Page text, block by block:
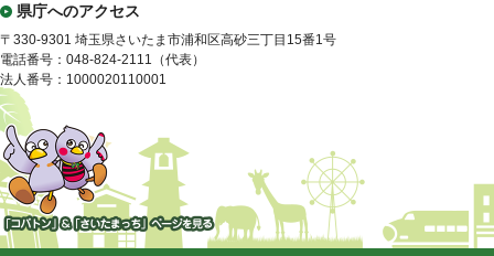
県庁へのアクセス
〒330-9301 埼玉県さいたま市浦和区高砂三丁目15番1号
電話番号：048-824-2111（代表）
法人番号：1000020110001
「コバトン」&「さいたまっ